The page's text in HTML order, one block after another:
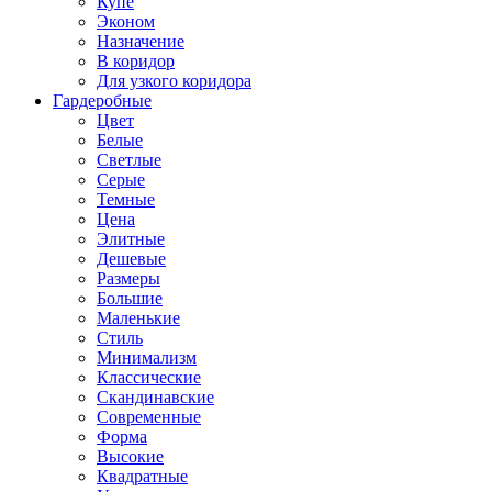
Эконом
Назначение
В коридор
Для узкого коридора
Гардеробные
Цвет
Белые
Светлые
Серые
Темные
Цена
Элитные
Дешевые
Размеры
Большие
Маленькие
Стиль
Минимализм
Классические
Скандинавские
Современные
Форма
Высокие
Квадратные